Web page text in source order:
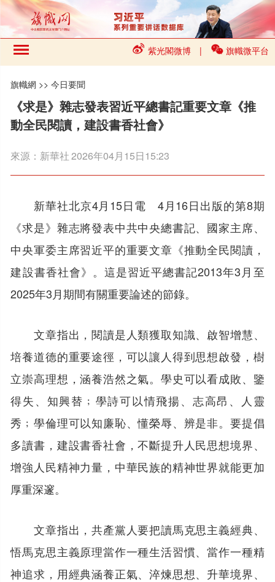
紫光閣微博 | 旗幟微平台
旗幟網 >>今日要聞
《求是》雜志發表習近平總書記重要文章《推
動全民閱讀，建設書香社會》
來源： 新華社2026年04月15日15:23
新華社北京4月15日電 4月16日出版的第8期
《求是》雜志將發表中共中央總書記、國家主席、
中央軍委主席習近平的重要文章《推動全民閱讀，
建設書香社會》。這是習近平總書記2013年3月至
2025年3月期間有關重要論述的節錄。
文章指出，閱讀是人類獲取知識、啟智增慧、
培養道德的重要途徑，可以讓人得到思想啟發，樹
立崇高理想，涵養浩然之氣。學史可以看成敗、鑒
得失、知興替﹔學詩可以情飛揚、志高昂、人靈
秀﹔學倫理可以知廉恥、懂榮辱、辨是非。要提倡
多讀書，建設書香社會，不斷提升人民思想境界、
增強人民精神力量，中華民族的精神世界就能更加
厚重深邃。
文章指出，共產黨人要把讀馬克思主義經典、
悟馬克思主義原理當作一種生活習慣、當作一種精
神追求，用經典涵養正氣、淬煉思想、升華境界、